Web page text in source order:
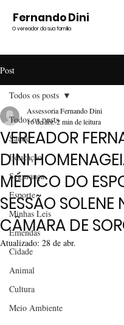
Fernando Dini
O vereador da sua família
Post
Todos os posts
Saúde
Educação
Segurança
Esporte
Minhas Leis
Emendas
Cidade
Animal
Cultura
Meio Ambiente
Todos os posts
VEREADOR
DINI
MÉDICO DO
SESSÃO SOLENE
CÂMARA DE
Assessoria Fernando Dini
16 de abr.2 min de leitura
Atualizado: 28 de abr.